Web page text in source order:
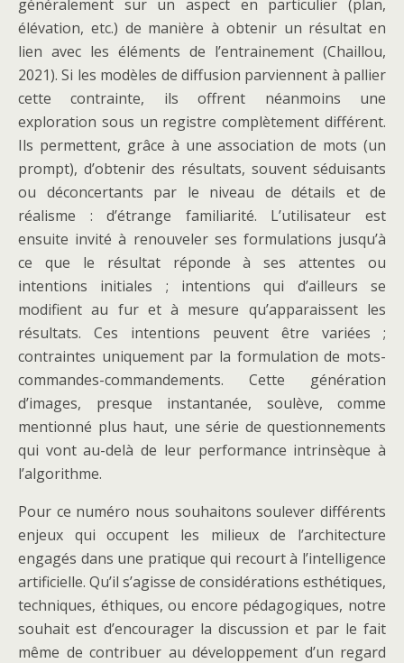
généralement sur un aspect en particulier (plan,
élévation, etc.) de manière à obtenir un résultat en
lien avec les éléments de l’entrainement (Chaillou,
2021). Si les modèles de diffusion parviennent à pallier
cette contrainte, ils offrent néanmoins une
exploration sous un registre complètement différent.
Ils permettent, grâce à une association de mots (un
prompt), d’obtenir des résultats, souvent séduisants
ou déconcertants par le niveau de détails et de
réalisme : d’étrange familiarité. L’utilisateur est
ensuite invité à renouveler ses formulations jusqu’à
ce que le résultat réponde à ses attentes ou
intentions initiales ; intentions qui d’ailleurs se
modifient au fur et à mesure qu’apparaissent les
résultats. Ces intentions peuvent être variées ;
contraintes uniquement par la formulation de mots-
commandes-commandements. Cette génération
d’images, presque instantanée, soulève, comme
mentionné plus haut, une série de questionnements
qui vont au-delà de leur performance intrinsèque à
l’algorithme.
Pour ce numéro nous souhaitons soulever différents
enjeux qui occupent les milieux de l’architecture
engagés dans une pratique qui recourt à l’intelligence
artificielle. Qu’il s’agisse de considérations esthétiques,
techniques, éthiques, ou encore pédagogiques, notre
souhait est d’encourager la discussion et par le fait
même de contribuer au développement d’un regard